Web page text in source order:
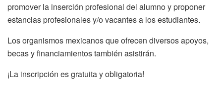
promover la inserción profesional del alumno y proponer
estancias profesionales y/o vacantes a los estudiantes.
Los organismos mexicanos que ofrecen diversos apoyos,
becas y financiamientos también asistirán.
¡La inscripción es gratuita y obligatoria!